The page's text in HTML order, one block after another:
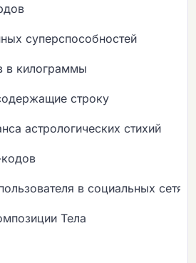
суперспособностей
в килограммы
строку
астрологических стихий
в социальных сетях
Тела